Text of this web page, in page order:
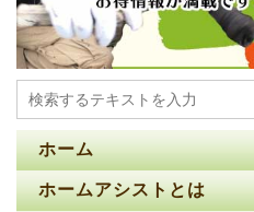
ホーム
ホームアシストとは